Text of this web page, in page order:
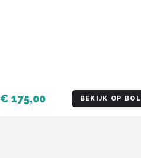
€ 175,00 BEKIJK OP BOL